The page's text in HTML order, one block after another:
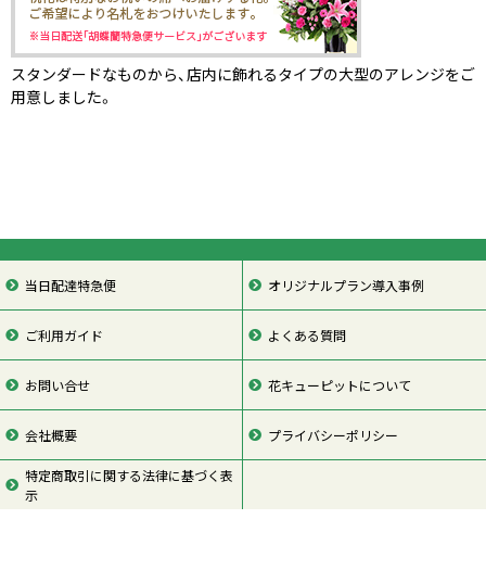
スタンダードなものから、店内に飾れるタイプの大型のアレンジをご
用意しました。
当日配達特急便 オリジナルプラン導入事例
ご利用ガイド よくある質問
お問い合せ 花キューピットについて
会社概要 プライバシーポリシー
特定商取引に関する法律に基づく表
示